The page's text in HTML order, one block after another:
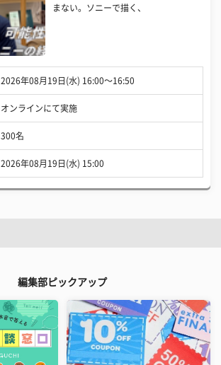
まない。ソニーで描く、
2026年08月19日(水) 16:00〜16:50
オンラインにて実施
300名
2026年08月19日(水) 15:00
編集部ピックアップ